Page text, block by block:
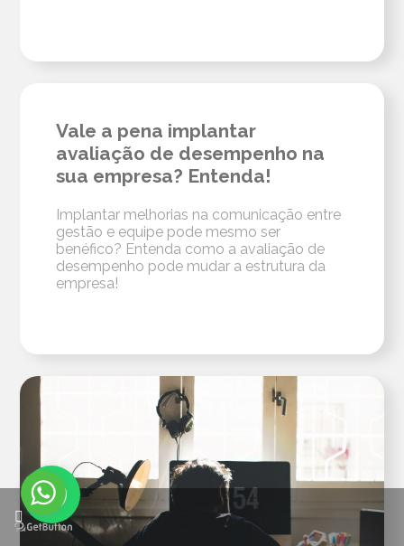
Vale a pena implantar
avaliação de desempenho na
sua empresa? Entenda!
Implantar melhorias na comunicação entre
gestão e equipe pode mesmo ser
benéfico? Entenda como a avaliação de
desempenho pode mudar a estrutura da
empresa!